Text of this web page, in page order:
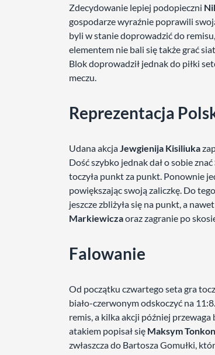
Zdecydowanie lepiej podopieczni
gospodarze wyraźnie poprawili
byli w stanie doprowadzić do
elementem nie bali się także grać
Blok doprowadził jednak do piłki
meczu.
Reprezentacja
Udana akcjaJewgienija Kisiliuka
Dość szybko jednak dał o sobie znać
toczyła punkt za punkt. Ponownie
powiększając swoją zaliczkę. Do
jeszcze zbliżyła się na punkt, a
Markiewiczaoraz zagranie po
Falowanie
Od początku czwartego seta gra
biało-czerwonym odskoczyć na
remis, a kilka akcji później
atakiem popisał się Maksym
zwłaszcza do Bartosza Gomułki,